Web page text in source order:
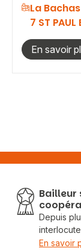
La
7 ST PAUL
En savoir
Bailleur
Depuis
En savoir